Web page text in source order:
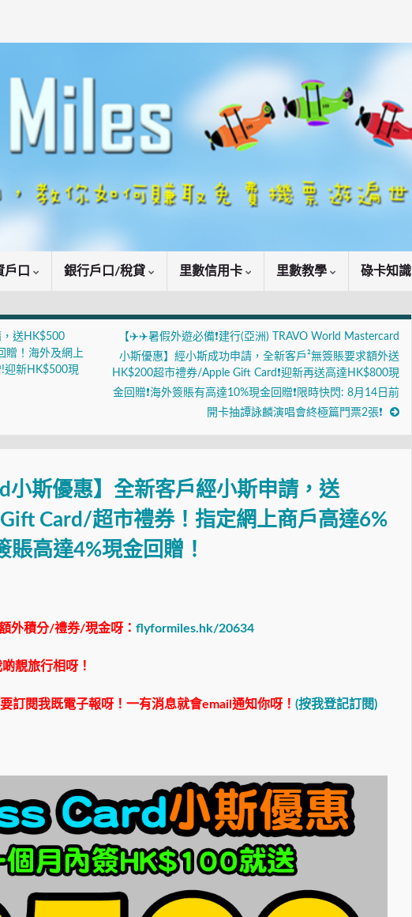
戶口 銀行戶口/稅貸 里數信用卡 里數教學 碌卡知識
，送HK$500
贈！海外及網上
迎新HK$500現
【✈️✈️暑假外遊必備❗建行(亞洲) TRAVO World Mastercard
小斯優惠】經小斯成功申請，全新客戶²無簽賬要求額外送
HK$200超市禮券/Apple Gift Card❗迎新再送高達HK$800現
金回贈❗海外簽賬有高達10%現金回贈❗限時快閃: 8月14日前
開卡抽譚詠麟演唱會終極篇門票2張❗
小斯優惠】全新客戶經小斯申請，送
Card/超市禮券！指定網上商戶高達6%
高達4%現金回贈！
外積分/禮券/現金呀： flyformiles.hk/20634
啲靚旅行相呀！
訂閱我既電子報呀！一有消息就會email通知你呀！ (按我登記訂閱)